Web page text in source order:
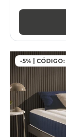
-5% | CÓDIGO: